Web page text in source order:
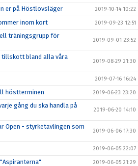
er på Höstlovsläger 2019-10-14 10:22
inom kort 2019-09-23 12:51
träningsgrupp för
2019-09-01 23:52
tillskott bland alla våra
2019-08-29 21:30
2019-07-16 16:24
höstterminen 2019-06-23 23:20
gång du ska handla på
2019-06-20 14:10
Open - styrketävlingen som
2019-06-06 17:30
2019-06-05 22:07
2019-06-05 21:29